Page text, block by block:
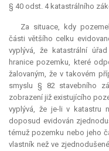
§ 40 odst. 4 katastrálního
Za situace, kdy
části většího celku
vyplývá, že katastrální
hranice pozemku, které
žalovaným, že v takovém
smyslu § 82 stavebního
zobrazení již existujícího
vyplývá, že je-li v katastru
doposud evidován
témuž pozemku nebo jeho
vlastník než ve